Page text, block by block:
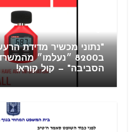
"נתוני מכשיר מדידת
ב8200 ״נעלמו״
הסביבה" — קול קורא!